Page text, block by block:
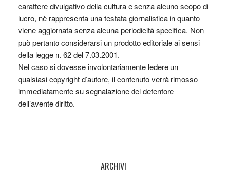
carattere divulgativo della cultura e senza alcuno scopo di
lucro, nè rappresenta una testata giornalistica in quanto
viene aggiornata senza alcuna periodicità specifica. Non
può pertanto considerarsi un prodotto editoriale ai sensi
della legge n. 62 del 7.03.2001.
Nel caso si dovesse involontariamente ledere un
qualsiasi copyright d’autore, il contenuto verrà rimosso
immediatamente su segnalazione del detentore
dell’avente diritto.
ARCHIVI